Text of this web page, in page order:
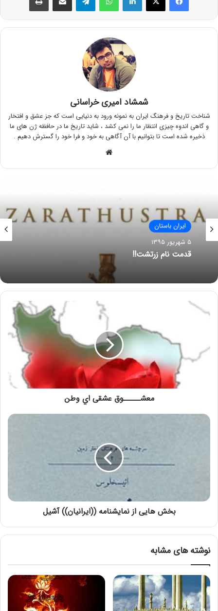
شمشاد امیری خراسانی
شناخت تاریخ و فرهنگ ایران به نمونه ورود به دنیایی است که جز عشق و افتخار
و گاهی اندوه چیزی انتظار ما را نمی کشد ، شاید تاریخ ما در حافظه ژن های ما
ذخیره شده است تا بتوانیم با آن آگاهی به خود و فرا خود را گسترش دهیم .
ایران باستان
۵ شهریور ۱۳۹۵
قدمت نام زرتشت!!
معشـــــوق عشقی اي وطن
بخش هایی از نمایشنامه ((ایرانیان)) آشیل
نوشته های مشابه